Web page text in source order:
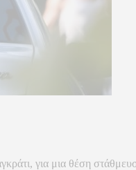
για μια θέση